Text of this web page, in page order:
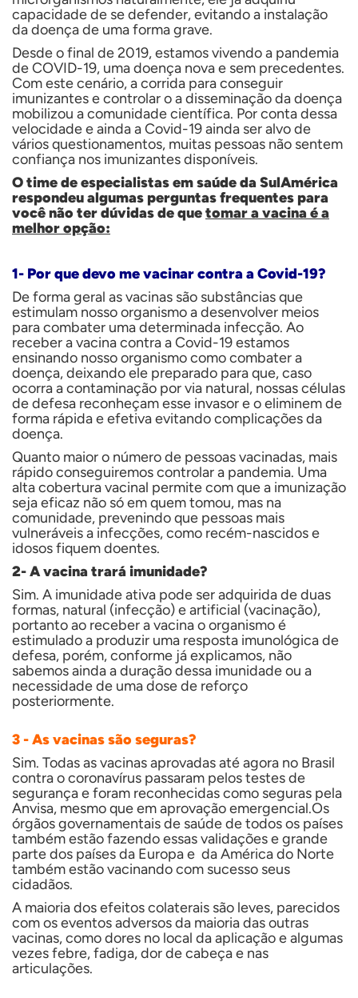
capacidade de se defender, evitando a instalação
da doença de uma forma grave.
Desde o final de 2019, estamos vivendo a pandemia
de COVID-19, uma doença nova e sem precedentes.
Com este cenário, a corrida para conseguir
imunizantes e controlar o a disseminação da doença
mobilizou a comunidade científica. Por conta dessa
velocidade eaindaa Covid-19 ainda ser alvo de
vários questionamentos, muitas pessoas não sentem
confiança nos imunizantes disponíveis.
O time de especialistas em saúde da SulAmérica
respondeu algumas perguntas frequentes para
você não ter dúvidas de quetomar a vacina é a
melhor opção:
1- Por que devo me vacinar contra a Covid-19?
De forma geral as vacinas são substâncias que
estimulam nosso organismo a desenvolver meios
para combater uma determinada infecção. Ao
receber a vacina contra a Covid-19 estamos
ensinando nosso organismo como combater a
doença, deixando ele preparado para que, caso
ocorra a contaminação por via natural, nossas células
de defesa reconheçam esse invasor e o eliminem de
forma rápida e efetiva evitando complicações da
doença.
Quanto maior o número de pessoas vacinadas, mais
rápido conseguiremos controlar a pandemia. Uma
alta cobertura vacinal permite com que a imunização
seja eficaz não só em quem tomou, mas na
comunidade, prevenindo que pessoas mais
vulneráveis a infecções, como recém-nascidos e
idosos fiquem doentes.
2- A vacina trará imunidade?
Sim. A imunidade ativa pode ser adquirida de duas
formas, natural (infecção) e artificial (vacinação),
portanto ao receber a vacina o organismo é
estimulado a produzir uma resposta imunológica de
defesa, porém, conforme já explicamos, não
sabemos ainda a duração dessa imunidade ou a
necessidade de uma dose de reforço
posteriormente.
3 - As vacinas são seguras?
Sim. Todas as vacinas aprovadas até agora no Brasil
contra o coronavírus passaram pelos testes de
segurança e foram reconhecidas como seguras pela
Anvisa, mesmo que em aprovação emergencial.Os
órgãos governamentais de saúde de todos os países
também estão fazendo essas validações e grande
parte dos países da Europa e da América do Norte
também estão vacinando com sucesso seus
cidadãos.
A maioria dos efeitos colaterais são leves, parecidos
com os eventos adversos da maioria das outras
vacinas, como dores no local da aplicação e algumas
vezes febre, fadiga, dor de cabeça e nas
articulações.